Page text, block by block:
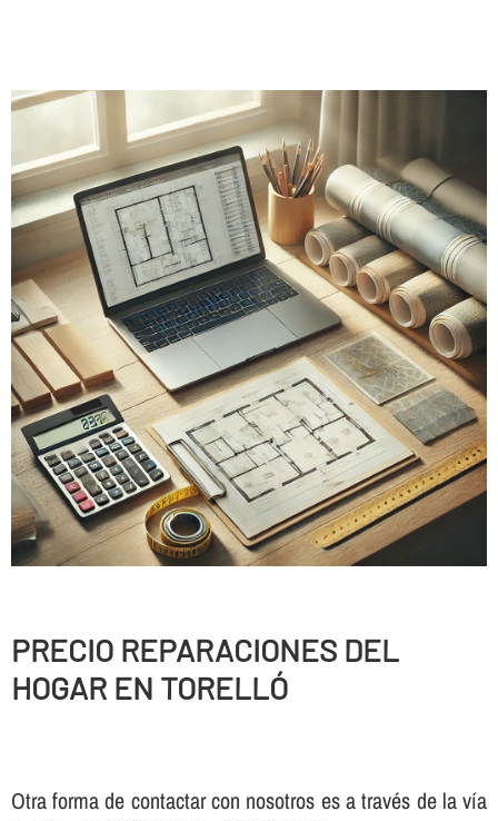
PRECIO REPARACIONES DEL
HOGAR EN TORELLÓ
Otra forma de contactar con nosotros es a través de la vía